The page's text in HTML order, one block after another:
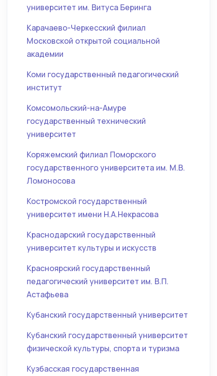
университет им. Витуса Беринга
Карачаево-Черкесский филиал
Московской открытой социальной
академии
Коми государственный педагогический
институт
Комсомольский-на-Амуре
государственный технический
университет
Коряжемский филиал Поморского
государственного университета им. М.В.
Ломоносова
Костромской государственный
университет имени Н.А.Некрасова
Краснодарский государственный
университет культуры и искусств
Красноярский государственный
педагогический университет им. В.П.
Астафьева
Кубанский государственный университет
Кубанский государственный университет
физической культуры, спорта и туризма
Кузбасская государственная